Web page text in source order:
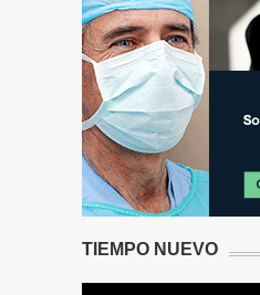
TIEMPO NUEVO